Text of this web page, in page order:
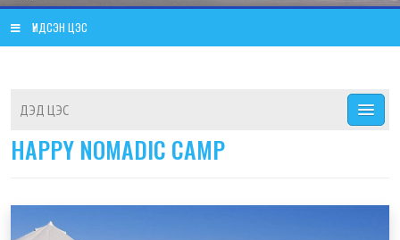
ҮНДСЭН ЦЭС
ДЭД ЦЭС
HAPPY NOMADIC CAMP